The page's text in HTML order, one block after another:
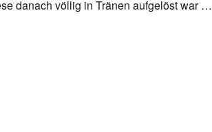
danach völlig in Tränen aufgelöst war …